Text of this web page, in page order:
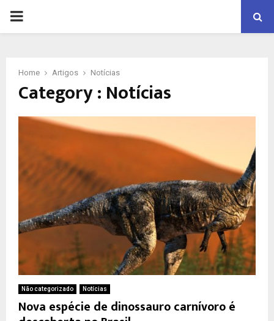
PRIMARY
Home Artigos Notícias
Category : Notícias
Não categorizado Notícias
Nova espécie de dinossauro carnívoro é